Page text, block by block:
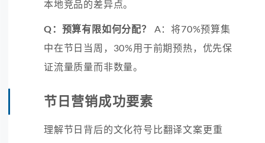
本地竞品的差异点。
Q：预算有限如何分配？
A：将70%预算集
中在节日当周，30%用于前期预热，优先保
证流量质量而非数量。
节日营销成功要素
理解节日背后的文化符号比翻译文案更重